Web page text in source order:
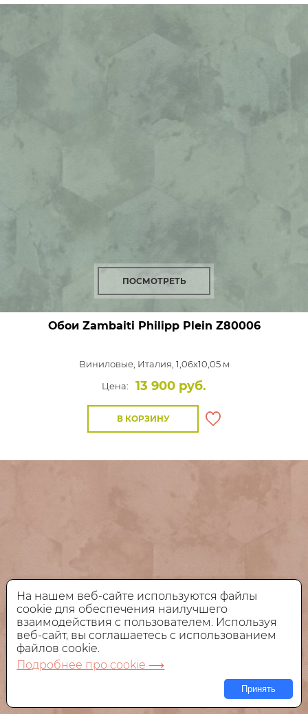
ПОСМОТРЕТЬ
Обои Zambaiti Philipp Plein Z80006
Виниловые, Италия, 1,06x10,05 м
Цена:
13 900 руб.
В КОРЗИНУ
На нашем веб-сайте используются файлы
cookie для обеспечения наилучшего
взаимодействия с пользователем. Используя
веб-сайт, вы соглашаетесь с использованием
файлов cookie.
Подробнее про cookie ⟶
Принять